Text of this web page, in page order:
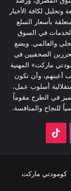
وتحليل لكافة الأخبار
بأسعار السلع
في السوق
والعالمي. ويضع
الصحفيين في
ماركت» المهنية
أعينهم، وأن تكون
أسلوب عمل،
في الطرح مقوماً
للنجاح والمنافسة.
كومودتي ماركت